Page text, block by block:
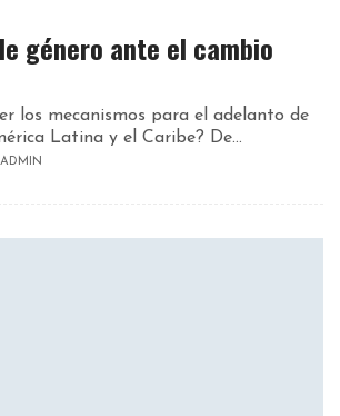
género ante el cambio
los mecanismos para el adelanto de
Latina y el Caribe? De...
ADMIN